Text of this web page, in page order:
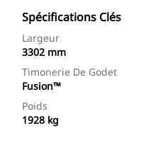
Spécifications Clés
Largeur
3302 mm
Timonerie De Godet
Fusion™
Poids
1928 kg